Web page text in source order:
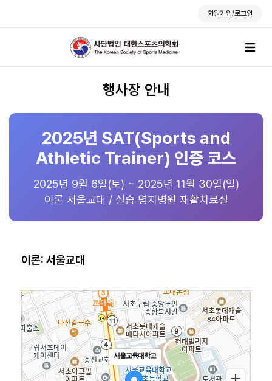
회원가입/로그인
행사장 안내
2025년 SAT(Sports and
Athletic Trainer) 인증 코스
2025년 9월 6일(토) ~ 2025년 11월 30일(일)
이론 서울교대 / 실습 명지병원 재활치료실
이론: 서울교대
서울교육대학교